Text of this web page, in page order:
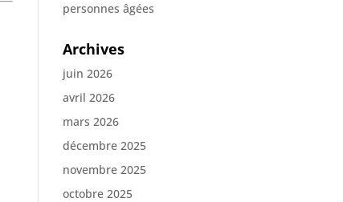
personnes âgées
Archives
juin 2026
avril 2026
mars 2026
décembre 2025
novembre 2025
octobre 2025